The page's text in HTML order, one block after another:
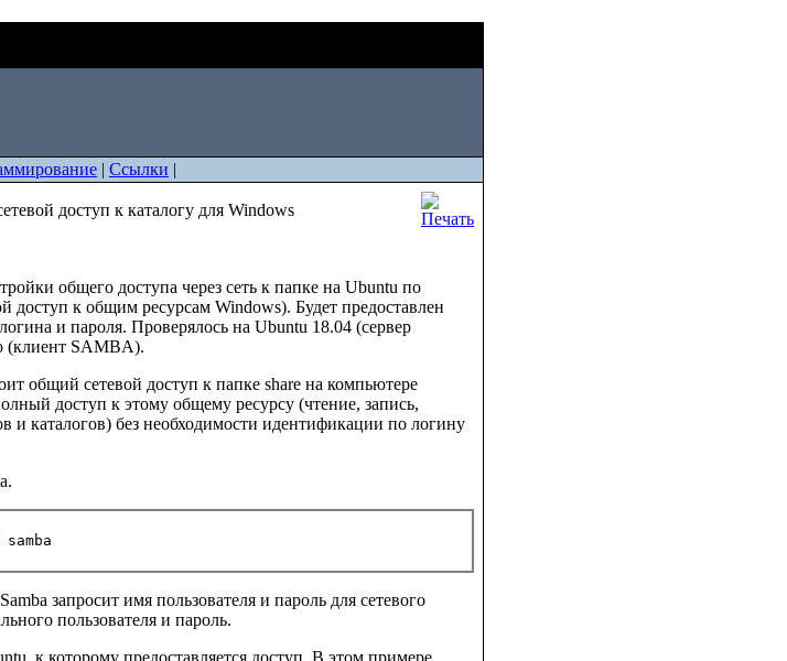
| Ссылки |
доступ к каталогу для Windows
общего доступа через сеть к папке на Ubuntu по
доступ к общим ресурсам Windows). Будет предоставлен
и пароля. Проверялось на Ubuntu 18.04 (сервер
(клиент SAMBA).
общий сетевой доступ к папке share на компьютере
доступ к этому общему ресурсу (чтение, запись,
и каталогов) без необходимости идентификации по логину
запросит имя пользователя и пароль для сетевого
пользователя и пароль.
к которому предоставляется доступ. В этом примере